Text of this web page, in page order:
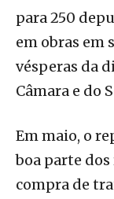
para 250
em obras em
vésperas da
Câmara e do
Em maio, o
boa parte
compra de